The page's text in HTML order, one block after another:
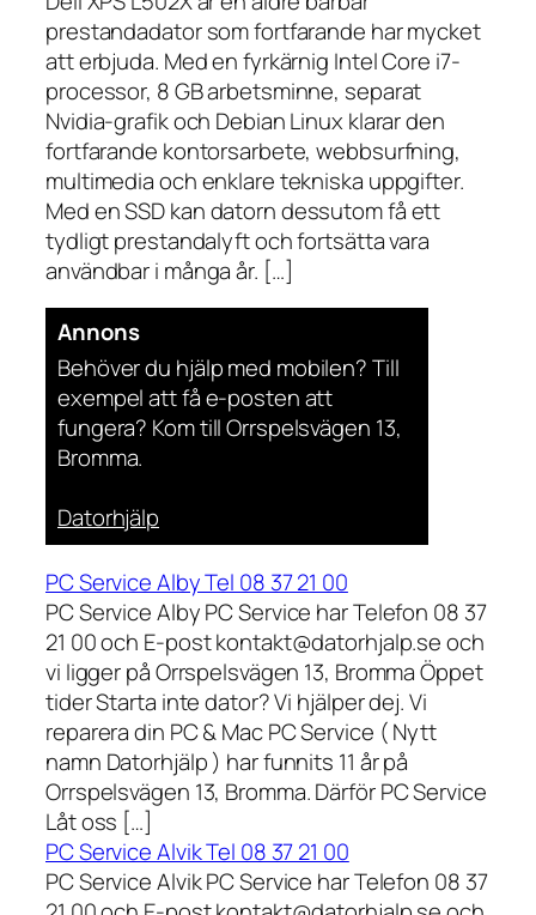
prestandadator som fortfarande har mycket
att erbjuda. Med en fyrkärnig Intel Core i7-
processor, 8 GB arbetsminne, separat
Nvidia-grafik och Debian Linux klarar den
fortfarande kontorsarbete, webbsurfning,
multimedia och enklare tekniska uppgifter.
Med en SSD kan datorn dessutom få ett
tydligt prestandalyft och fortsätta vara
användbar i många år. […]
Annons
Behöver du hjälp med mobilen? Till
exempel att få e-posten att
fungera? Kom till Orrspelsvägen 13,
Bromma.
Datorhjälp
PC Service Alby Tel 08 37 21 00
PC Service Alby PC Service har Telefon 08 37
21 00 och E-post kontakt@datorhjalp.se och
vi ligger på Orrspelsvägen 13, Bromma Öppet
tider Starta inte dator? Vi hjälper dej. Vi
reparera din PC & Mac PC Service ( Nytt
namn Datorhjälp ) har funnits 11 år på
Orrspelsvägen 13, Bromma. Därför PC Service
Låt oss […]
PC Service Alvik Tel 08 37 21 00
PC Service Alvik PC Service har Telefon 08 37